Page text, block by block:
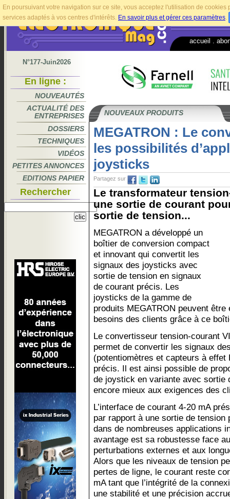
En poursuivant votre navigation sur ce site, vous acceptez l'utilisation de
services adaptés à vos centres d'intérêts. En savoir plus et gérer ces paramètres.
accueil
N°177-Juin2026
En ligne :
NOUVEAUTÉS
ACTUALITÉ DES
ENTREPRISES
DOSSIERS
TECHNIQUES
VIDÉOS
PETITES ANNONCES
EDITIONS PAPIER
Rechercher
NOUVEAUX PRODUITS
MEGATRON : Le
les possibilités
joysticks
Partagez sur
Le transformateur
une sortie de courant
sortie de tension...
MEGATRON a développé un
boîtier de conversion compact
et innovant qui convertit les
signaux des joysticks avec
sortie de tension en signaux
de courant précis. Les
joysticks de la gamme de
produits MEGATRON peuvent
besoins des clients grâce à ce
Le convertisseur tension-courant
permet de convertir les signaux
(potentiomètres et capteurs à
précis. Il est ainsi possible de
de joystick en variante avec sortie
encore mieux aux exigences des
L’interface de courant 4-20 mA
par rapport à une sortie de
dans de nombreuses applications
avantage est sa robustesse face
perturbations externes et aux
Alors que les niveaux de tension
pertes de ligne, le courant reste
mA tant que l’intégrité de la
une stabilité et une précision